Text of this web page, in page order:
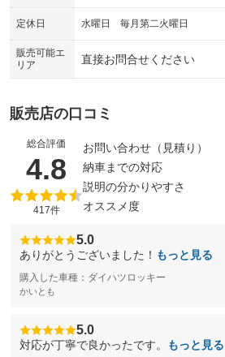
定休日 水曜日 毎月第二火曜日
販売可能エ
リア
直接お問合せください
販売店の口コミ
総合評価
4.8 （5点満点中
417件
お問い合わせ（見積り）
納車までの対応
説明の分かりやすさ
オススメ度
5.0
ありがとうございました！ もっと見る
購入した車種：ダイハツロッキー
かいとも
5.0
対応が丁寧で良かったです。 もっと見る